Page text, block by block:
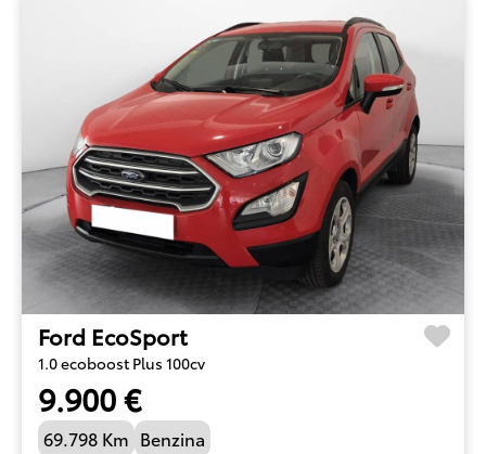
Ford EcoSport
1.0 ecoboost Plus 100cv
9.900 €
69.798 Km Benzina